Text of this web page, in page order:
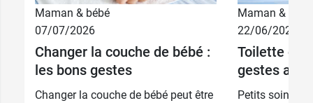
Maman & bébé
07/07/2026
Changer la couche de bébé :
les bons gestes
Changer la couche de bébé peut être
Maman & bébé
22/06/2026
Toilette de
gestes au
Petits soins,